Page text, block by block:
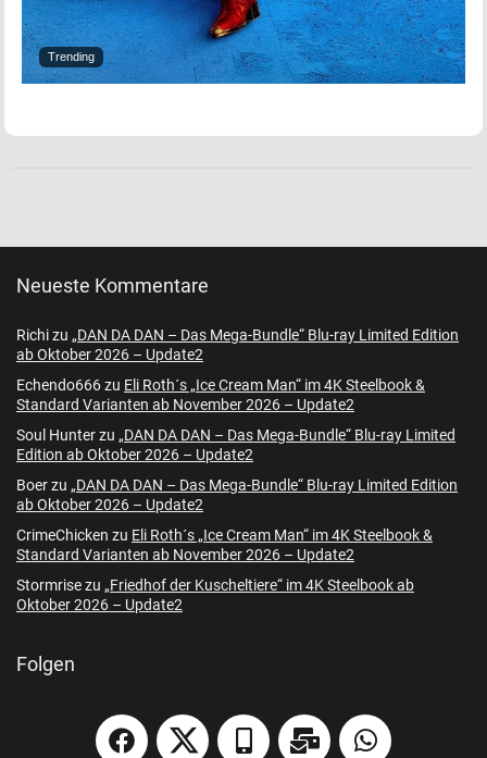
Trending
Neueste Kommentare
Richizu „DAN DA DAN – Das Mega-Bundle“ Blu-ray Limited Edition
ab Oktober 2026 – Update2
Echendo666zu Eli Roth´s „Ice Cream Man“ im 4K Steelbook &
Standard Varianten ab November 2026 – Update2
Soul Hunterzu „DAN DA DAN – Das Mega-Bundle“ Blu-ray Limited
Edition ab Oktober 2026 – Update2
Boerzu „DAN DA DAN – Das Mega-Bundle“ Blu-ray Limited Edition
ab Oktober 2026 – Update2
CrimeChicken zu Eli Roth´s „Ice Cream Man“ im 4K Steelbook &
Standard Varianten ab November 2026 – Update2
Stormrisezu „Friedhof der Kuscheltiere“ im 4K Steelbook ab
Oktober 2026 – Update2
Folgen